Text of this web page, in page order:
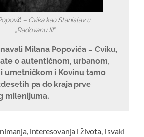
– Cvika kao Stanislav u
„Radovanu III“
Milana Popovića – Cviku,
o autentičnom, urbanom,
umetničkom i Kovinu tamo
pa do kraja prve
milenijuma.
interesovanja i života, i svaki